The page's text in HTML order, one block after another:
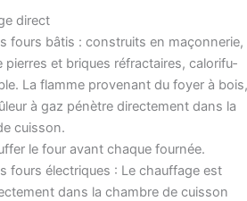
direct
fours bâtis : construits en maçon­ne­rie,
pierres et briques réfrac­taires, calo­ri­fu­
La flamme pro­ve­nant du foyer à bois,
à gaz pénètre direc­te­ment dans la
cuisson.
le four avant chaque fournée.
fours élec­triques : Le chauf­fage est
dans la chambre de cuis­son